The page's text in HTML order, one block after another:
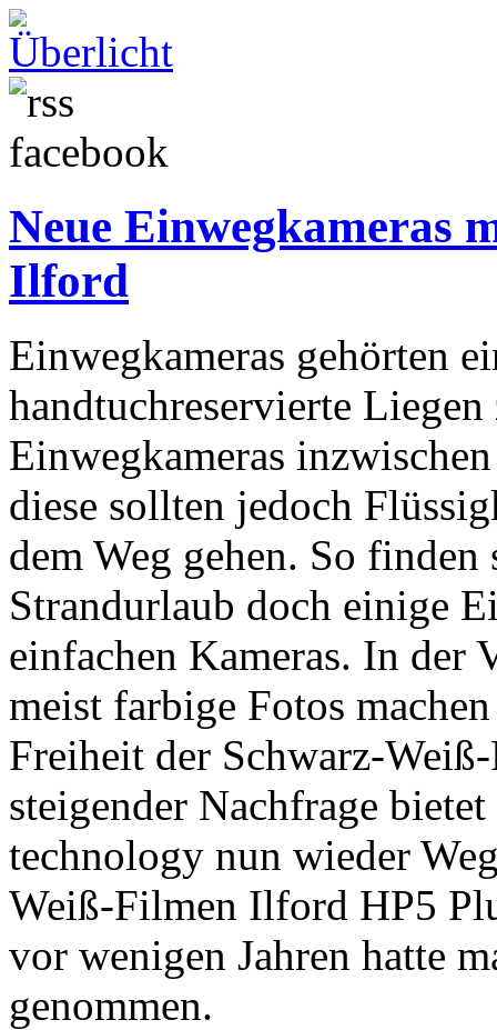
Neue Einwegkameras
Ilford
Einwegkameras gehörten
handtuchreservierte
Einwegkameras
diese sollten jedoch
dem Weg gehen. So
Strandurlaub doch einige
einfachen Kameras. In der
meist farbige Fotos
Freiheit der Schwarz-
steigender Nachfrage
technology nun wieder
Weiß-Filmen Ilford HP5
vor wenigen Jahren hatte
genommen.